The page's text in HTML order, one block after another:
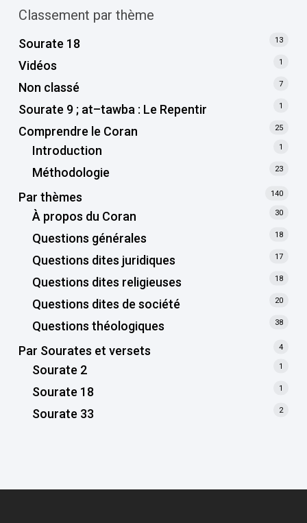
Classement par thème
Sourate 18 13
Vidéos 1
Non classé 7
Sourate 9 ; at–tawba : Le Repentir 1
Comprendre le Coran 25
Introduction 1
Méthodologie 23
Par thèmes 140
À propos du Coran 30
Questions générales 18
Questions dites juridiques 17
Questions dites religieuses 18
Questions dites de société 20
Questions théologiques 38
Par Sourates et versets 4
Sourate 2 1
Sourate 18 1
Sourate 33 2